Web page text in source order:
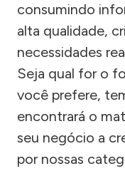
consumindo
alta qualidade,
necessidades
Seja qual for o
você prefere,
encontrará o
seu negócio a
por nossas